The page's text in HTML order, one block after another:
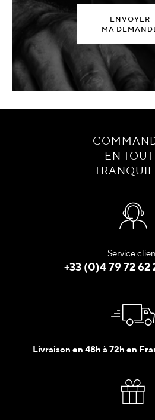
ENVOYER
MA
EN
Service
+33 (0)4 79 72 62
Livraison en 48h à 72h en